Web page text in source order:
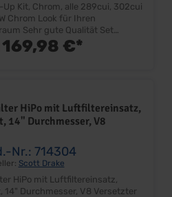
Up Kit, Chrom, alle 289cui, 302cui
Qualität Set
aus: Chromventildeckel,
Chromöldeckel,
169,98 €*
HiPo mit Luftfiltereinsatz,
14" Durchmesser, V8
Nr.: 714304
Scott Drake
HiPo mit Luftfiltereinsatz,
Durchmesser, V8 Versetzter